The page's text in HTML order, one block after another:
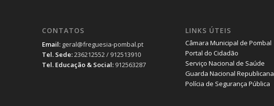
CONTATOS
Email: geral@freguesia-pombal.pt
Tel. Sede:236212552 / 912513910
Tel. Educação & Social: 912563287
LINKS ÚTEIS
Câmara Municipal de Pombal
Portal do Cidadão
Serviço Nacional de Saúde
Guarda Nacional Republicana
Polícia de Segurança Pública